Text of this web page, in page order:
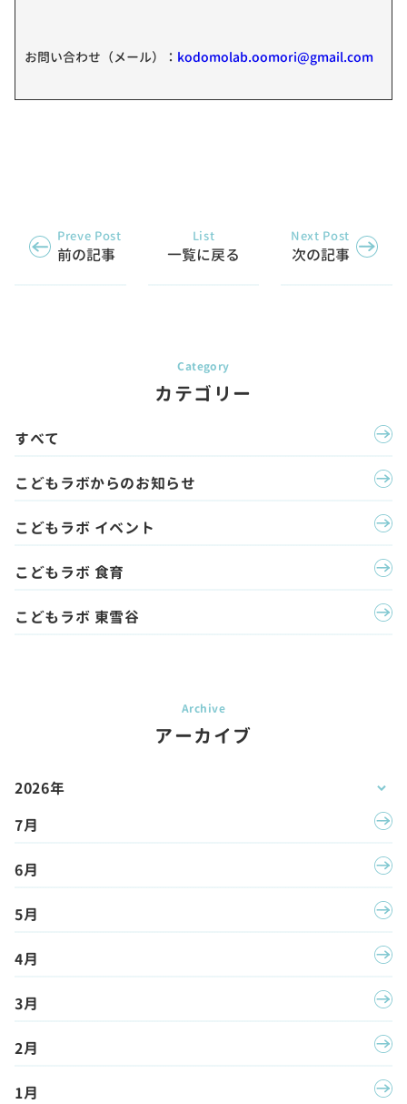
お問い合わせ（メール）： kodomolab.oomori@gmail.com
Preve Post
前の記事
List
一覧に戻る
Next Post
次の記事
カテゴリー
すべて
こどもラボからのお知らせ
こどもラボ イベント
こどもラボ 食育
こどもラボ 東雪谷
アーカイブ
2026年
7月
6月
5月
4月
3月
2月
1月